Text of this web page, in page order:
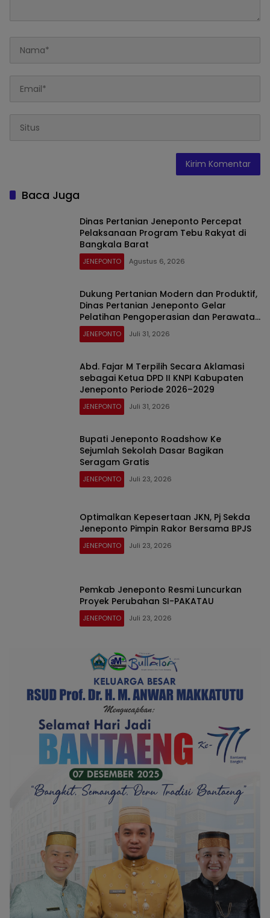
Baca Juga
Dinas Pertanian Jeneponto Percepat
Pelaksanaan Program Tebu Rakyat di
Bangkala Barat
JENEPONTO Agustus 6, 2026
Dukung Pertanian Modern dan Produktif,
Dinas Pertanian Jeneponto Gelar
Pelatihan Pengoperasian dan Perawatan
Alsintan TR4 ARBOS di Bulujaya
JENEPONTO Juli 31, 2026
Abd. Fajar M Terpilih Secara Aklamasi
sebagai Ketua DPD II KNPI Kabupaten
Jeneponto Periode 2026–2029
JENEPONTO Juli 31, 2026
Bupati Jeneponto Roadshow Ke
Sejumlah Sekolah Dasar Bagikan
Seragam Gratis
JENEPONTO Juli 23, 2026
Optimalkan Kepesertaan JKN, Pj Sekda
Jeneponto Pimpin Rakor Bersama BPJS
JENEPONTO Juli 23, 2026
Pemkab Jeneponto Resmi Luncurkan
Proyek Perubahan SI-PAKATAU
JENEPONTO Juli 23, 2026